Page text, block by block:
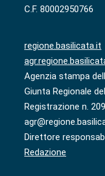
C.F. 80002950766
regione.basilicata.it
Agenzia stampa
Giunta Regionale
Registrazione n.
Direttore
Redazione